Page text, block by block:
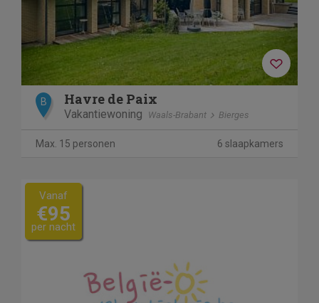
B Havre de Paix
Vakantiewoning Waals-Brabant Bierges
Max. 15 personen 6 slaapkamers
Vanaf
€95
per nacht